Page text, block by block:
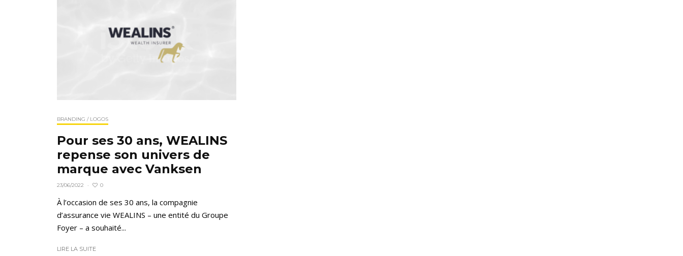
BRANDING / LOGOS
Pour ses 30 ans, WEALINS
repense son univers de
marque avec Vanksen
23/06/2022 · 0
À l’occasion de ses 30 ans, la compagnie
d’assurance vie WEALINS – une entité du Groupe
Foyer – a souhaité...
LIRE LA SUITE